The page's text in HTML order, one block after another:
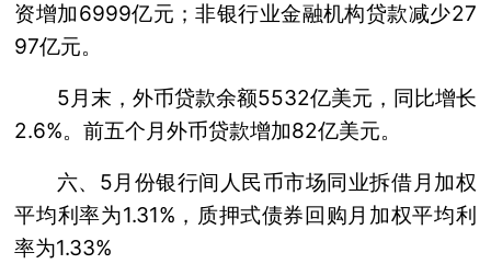
资增加6999亿元；非银行业金融机构贷款减少27
97亿元。
5月末，外币贷款余额5532亿美元，同比增长
2.6%。前五个月外币贷款增加82亿美元。
六、5月份银行间人民币市场同业拆借月加权
平均利率为1.31%，质押式债券回购月加权平均利
率为1.33%